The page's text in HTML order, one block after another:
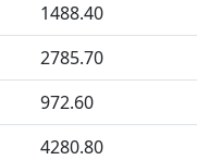
1488.40
2785.70
972.60
4280.80